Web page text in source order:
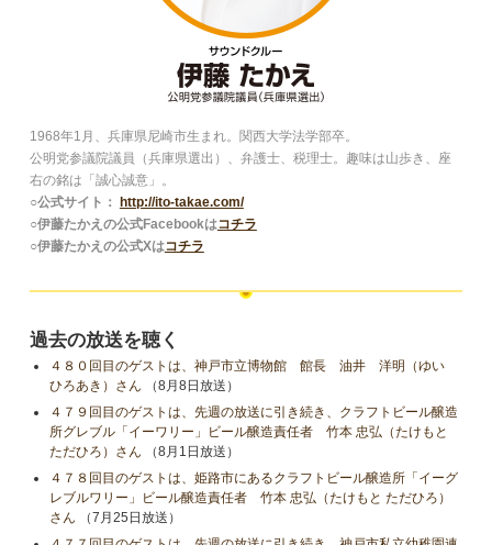
1968年1月、兵庫県尼崎市生まれ。関西大学法学部卒。
公明党参議院議員（兵庫県選出）、弁護士、税理士。趣味は山歩き、座
右の銘は「誠心誠意」。
○公式サイト： http://ito-takae.com/
○伊藤たかえの公式Facebookはコチラ
○伊藤たかえの公式Xはコチラ
過去の放送を聴く
４８０回目のゲストは、神戸市立博物館 館長 油井 洋明（ゆい
ひろあき）さん （8月8日放送）
４７９回目のゲストは、先週の放送に引き続き、クラフトビール醸造
所グレブル「イーワリー」ビール醸造責任者 竹本 忠弘（たけもと
ただひろ）さん （8月1日放送）
４７８回目のゲストは、姫路市にあるクラフトビール醸造所「イーグ
レブルワリー」ビール醸造責任者 竹本 忠弘（たけもと ただひろ）
さん （7月25日放送）